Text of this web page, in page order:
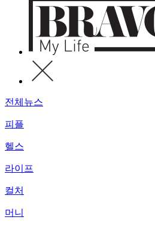
전체뉴스
피플
헬스
라이프
컬처
머니